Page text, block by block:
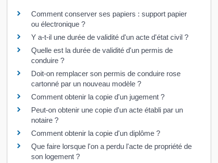
Comment conserver ses papiers : support papier
ou électronique ?
Y a-t-il une durée de validité d'un acte d'état civil ?
Quelle est la durée de validité d'un permis de
conduire ?
Doit-on remplacer son permis de conduire rose
cartonné par un nouveau modèle ?
Comment obtenir la copie d'un jugement ?
Peut-on obtenir une copie d'un acte établi par un
notaire ?
Comment obtenir la copie d'un diplôme ?
Que faire lorsque l'on a perdu l'acte de propriété de
son logement ?